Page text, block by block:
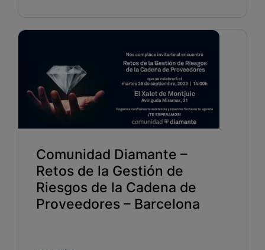
Comunidad Diamante –
Retos de la Gestión de
Riesgos de la Cadena de
Proveedores – Barcelona